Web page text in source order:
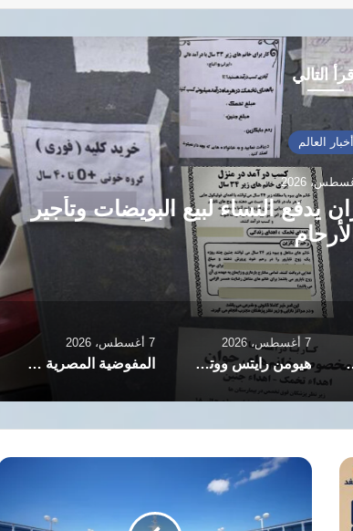
أقرأ التالي
أخبار العالم
يدفع النساء لبيع البويضات وتأجير
الأرحام
واسعة لمكافحة الفساد
7 أغسطس، 2026
هيومن رايتس ووتش ترصد تدهور الحقوق والحريات بمصر في ظل سياسات السلطة الحالية
7 أغسطس، 2026
المفوضية المصرية للحقوق والحريات ترصد انتهاكات الصحافة وتوثق تضييق الخناق على الإعلام
مصر
صناعة